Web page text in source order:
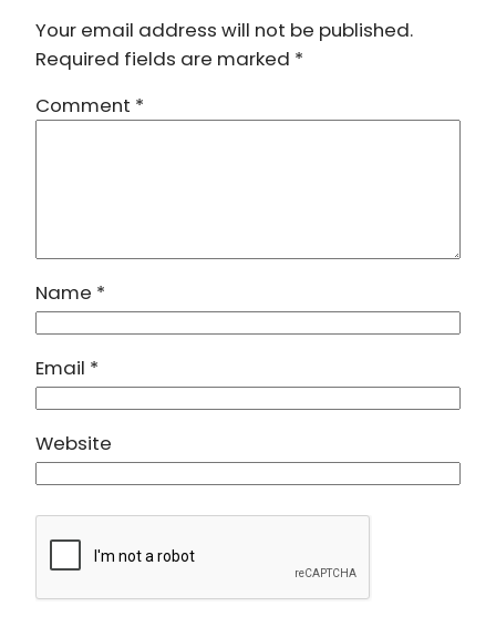
Your email address will not be published.
Required fields are marked *
Comment *
Name *
Email *
Website